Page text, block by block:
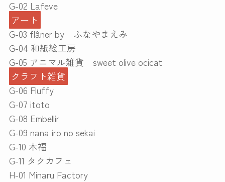
G-02 Lafeve
アート
G-03 flâner by ふなやまえみ
G-04 和紙絵工房
G-05 アニマル雑貨 sweet olive ocicat
クラフト雑貨
G-06 Fluffy
G-07 itoto
G-08 Embellir
G-09 nana iro no sekai
G-10 木福
G-11 タクカフェ
H-01 Minaru Factory